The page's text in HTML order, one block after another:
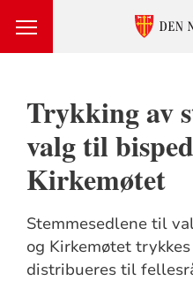
Trykking av
valg til
Kirkemøtet
Stemmesedlene til
og Kirkemøtet
distribueres til